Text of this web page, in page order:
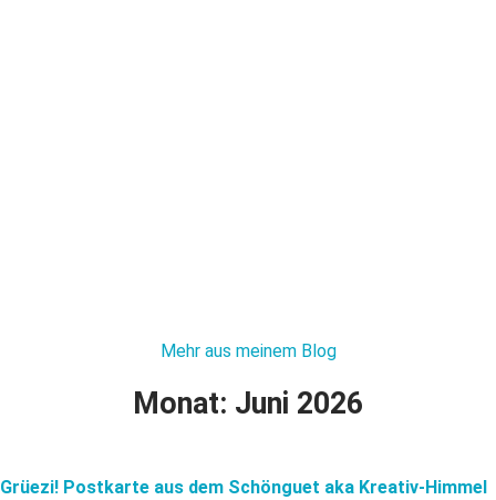
Mehr aus meinem Blog
Monat: Juni 2026
Grüezi! Postkarte aus dem Schönguet aka Kreativ-Himmel